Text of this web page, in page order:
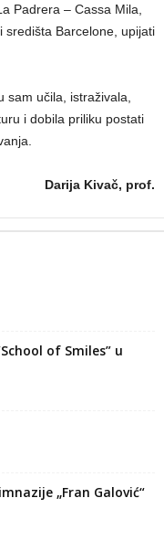
Padrera – Cassa Mila,
središta Barcelone, upijati
učila, istraživala,
i dobila priliku postati
Darija Kivač, prof.
of Smiles” u
„Fran Galović“